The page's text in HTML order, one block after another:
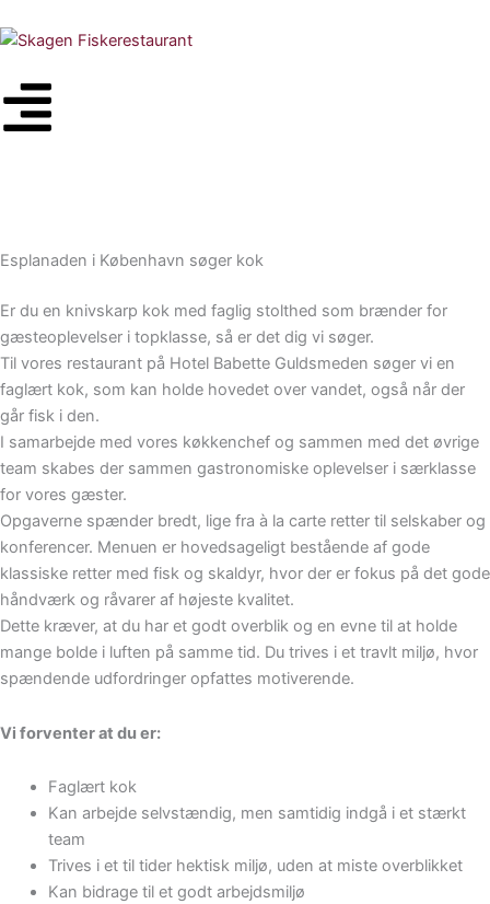
til
Esplanaden i København søger kok
Er du en knivskarp kok med faglig stolthed som brænder for
gæsteoplevelser i topklasse, så er det dig vi søger.
Til vores restaurant på Hotel Babette Guldsmeden søger vi en
faglært kok, som kan holde hovedet over vandet, også når der
går fisk i den.
I samarbejde med vores køkkenchef og sammen med det øvrige
team skabes der sammen gastronomiske oplevelser i særklasse
for vores gæster.
Opgaverne spænder bredt, lige fra à la carte retter til selskaber og
konferencer. Menuen er hovedsageligt bestående af gode
klassiske retter med fisk og skaldyr, hvor der er fokus på det gode
håndværk og råvarer af højeste kvalitet.
Dette kræver, at du har et godt overblik og en evne til at holde
mange bolde i luften på samme tid. Du trives i et travlt miljø, hvor
spændende udfordringer opfattes motiverende.
Vi forventer at du er:
Faglært kok
Kan arbejde selvstændig, men samtidig indgå i et stærkt
team
Trives i et til tider hektisk miljø, uden at miste overblikket
Kan bidrage til et godt arbejdsmiljø